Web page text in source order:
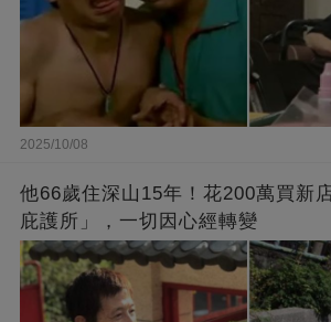
2025/10/08
他66歲住深山15年！花200萬買新
庇護所」，一切因心經轉變